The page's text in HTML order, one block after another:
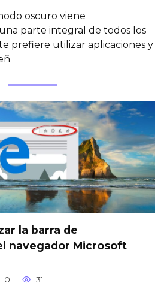
oscuro viene
parte integral de todos los
prefiere utilizar aplicaciones y
la barra de
navegador Microsoft
0 31